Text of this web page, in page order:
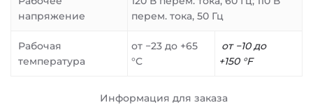
напряжение
перем. тока, 50 Гц
Рабочая
температура
от −23 до +65
°C
от −10 до
+150 °F
Информация для заказа